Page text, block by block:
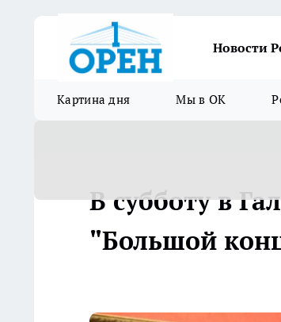
Новости
Картина дня Мы в ОК
В субботу в
"Большой